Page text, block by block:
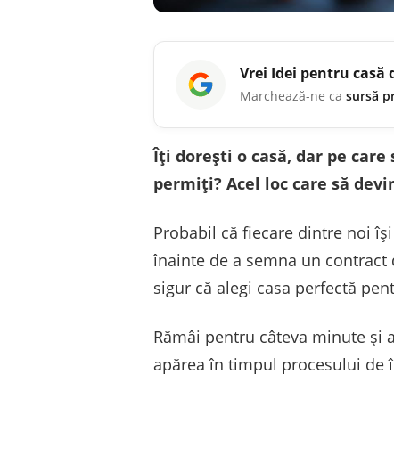
Vrei Idei pentru casă
Marchează-ne ca sursă
Îți dorești o casă, dar pe
permiți? Acel loc care să
Probabil că fiecare dintre noi
înainte de a semna un contract
sigur că alegi casa perfectă
Rămâi pentru câteva minute și
apărea în timpul procesului de